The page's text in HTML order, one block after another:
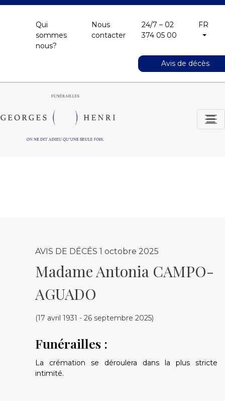
Qui
sommes
nous?
Nous
contacter
24/7 – 02
374 05 00
FR
Avis de décès
AVIS DE DÉCÉS 1 octobre 2025
Madame Antonia CAMPO-
AGUADO
(17 avril 1931 - 26 septembre 2025)
Funérailles :
La crémation se déroulera dans la plus stricte
intimité.